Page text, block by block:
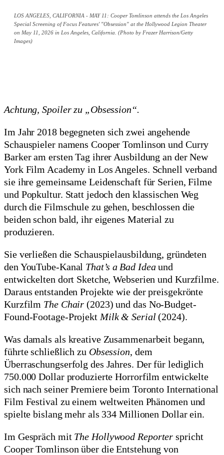
LOS ANGELES, CALIFORNIA - MAY 11: Cooper Tomlinson attends the Los Angeles
Special Screening of Focus Features' "Obsession" at the Hollywood Legion Theater
on May 11, 2026 in Los Angeles, California. (Photo by Frazer Harrison/Getty
Images)
Achtung, Spoiler zu „Obsession“.
Im Jahr 2018 begegneten sich zwei angehende
Schauspieler namens Cooper Tomlinson und Curry
Barker am ersten Tag ihrer Ausbildung an der New
York Film Academy in Los Angeles. Schnell verband
sie ihre gemeinsame Leidenschaft für Serien, Filme
und Popkultur. Statt jedoch den klassischen Weg
durch die Filmschule zu gehen, beschlossen die
beiden schon bald, ihr eigenes Material zu
produzieren.
Sie verließen die Schauspielausbildung, gründeten
den YouTube-Kanal That’s a Bad Ideaund
entwickelten dort Sketche, Webserien und Kurzfilme.
Daraus entstanden Projekte wie der preisgekrönte
Kurzfilm The Chair (2023) und das No-Budget-
Found-Footage-Projekt Milk & Serial (2024).
Was damals als kreative Zusammenarbeit begann,
führte schließlich zu Obsession, dem
Überraschungserfolg des Jahres. Der für lediglich
750.000 Dollar produzierte Horrorfilm entwickelte
sich nach seiner Premiere beim Toronto International
Film Festival zu einem weltweiten Phänomen und
spielte bislang mehr als 334 Millionen Dollar ein.
Im Gespräch mit The Hollywood Reporter spricht
Cooper Tomlinson über die Entstehung von